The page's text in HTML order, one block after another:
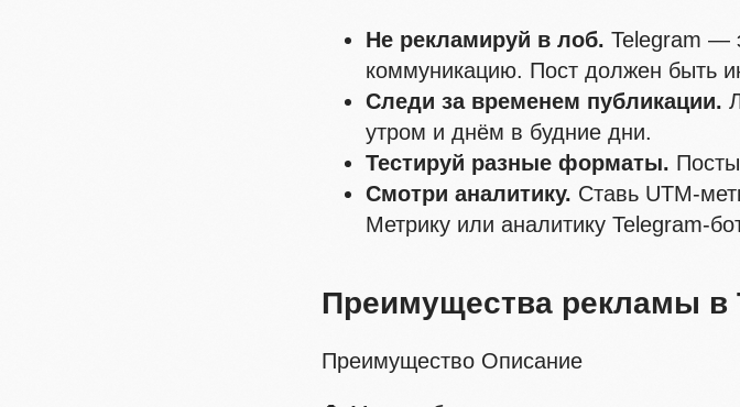
Не рекламируй в лоб. Telegram —
коммуникацию. Пост должен быть
Следи за временем публикации.
утром и днём в будние дни.
Тестируй разные форматы.
Смотри аналитику. Ставь UTM-
Метрику или аналитику Telegram-
Преимущества рекламы в
Преимущество Описание